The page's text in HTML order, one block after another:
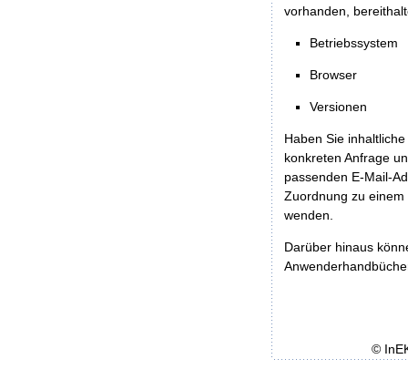
vorhanden,
Betriebssystem
Browser
Versionen
Haben Sie
konkreten Anfrage
passenden E-Mail-
Zuordnung zu
wenden.
Darüber hinaus
©